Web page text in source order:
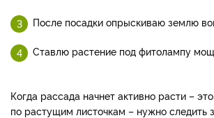
После посадки опрыскиваю землю
Ставлю растение под фитолампу
Когда рассада начнет активно расти –
по растущим листочкам – нужно следить